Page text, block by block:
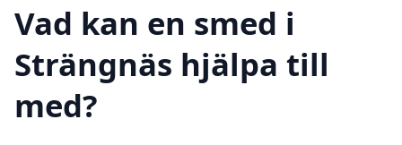
Vad kan en smed i
Strängnäs hjälpa till
med?